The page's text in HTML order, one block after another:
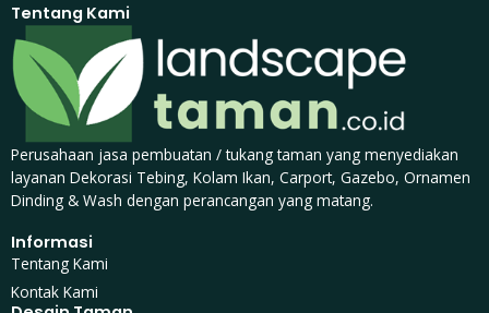
Tentang Kami
Perusahaan jasa pembuatan / tukang taman yang menyediakan
layanan Dekorasi Tebing, Kolam Ikan, Carport, Gazebo, Ornamen
Dinding & Wash dengan perancangan yang matang.
Informasi
Tentang Kami
Kontak Kami